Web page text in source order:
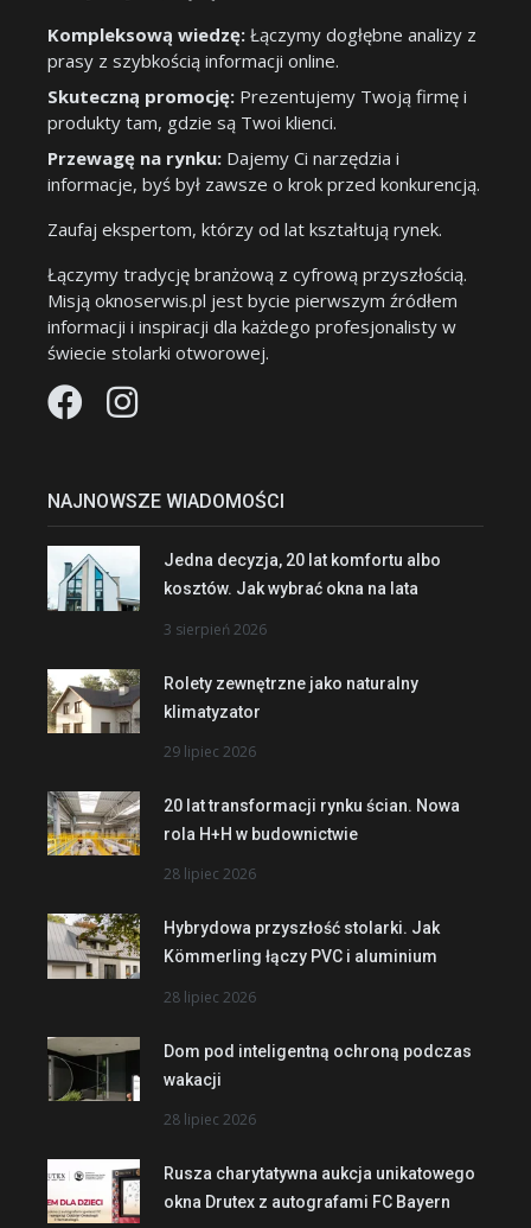
Kompleksową wiedzę: Łączymy dogłębne analizy z
prasy z szybkością informacji online.
Skuteczną promocję: Prezentujemy Twoją firmę i
produkty tam, gdzie są Twoi klienci.
Przewagę na rynku: Dajemy Ci narzędzia i
informacje, byś był zawsze o krok przed konkurencją.
Zaufaj ekspertom, którzy od lat kształtują rynek.
Łączymy tradycję branżową z cyfrową przyszłością.
Misją oknoserwis.pl jest bycie pierwszym źródłem
informacji i inspiracji dla każdego profesjonalisty w
świecie stolarki otworowej.
NAJNOWSZE WIADOMOŚCI
Jedna decyzja, 20 lat komfortu albo
kosztów. Jak wybrać okna na lata
3 sierpień 2026
Rolety zewnętrzne jako naturalny
klimatyzator
29 lipiec 2026
20 lat transformacji rynku ścian. Nowa
rola H+H w budownictwie
28 lipiec 2026
Hybrydowa przyszłość stolarki. Jak
Kömmerling łączy PVC i aluminium
28 lipiec 2026
Dom pod inteligentną ochroną podczas
wakacji
28 lipiec 2026
Rusza charytatywna aukcja unikatowego
okna Drutex z autografami FC Bayern